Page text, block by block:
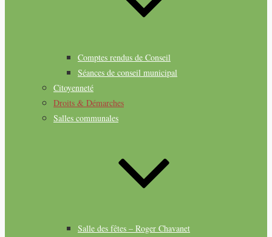
Comptes rendus de Conseil
Séances de conseil municipal
Citoyenneté
Droits & Démarches
Salles communales
Salle des fêtes – Roger Chavanet